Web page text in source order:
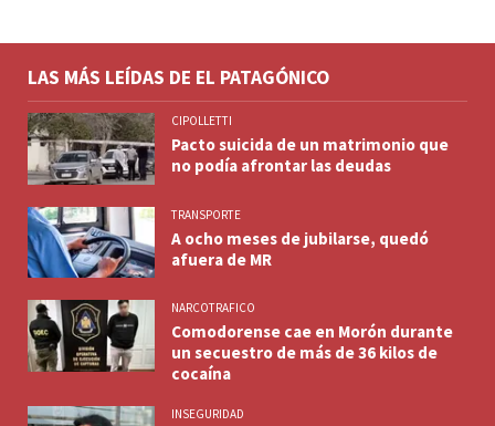
LAS MÁS LEÍDAS DE EL PATAGÓNICO
CIPOLLETTI
Pacto suicida de un matrimonio que
no podía afrontar las deudas
TRANSPORTE
A ocho meses de jubilarse, quedó
afuera de MR
NARCOTRAFICO
Comodorense cae en Morón durante
un secuestro de más de 36 kilos de
cocaína
INSEGURIDAD